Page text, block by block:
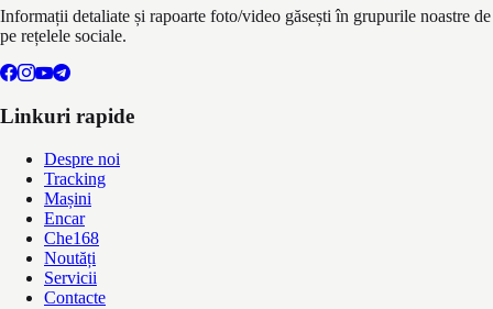
Informații detaliate și rapoarte foto/video găsești în grupurile noastre de
pe rețelele sociale.
Linkuri rapide
Despre noi
Tracking
Mașini
Encar
Che168
Noutăți
Servicii
Contacte